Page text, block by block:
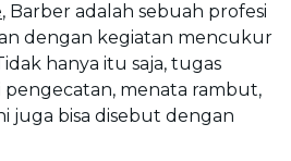
, Barber adalah sebuah profesi
dengan kegiatan mencukur
hanya itu saja, tugas
menata rambut,
juga bisa disebut dengan